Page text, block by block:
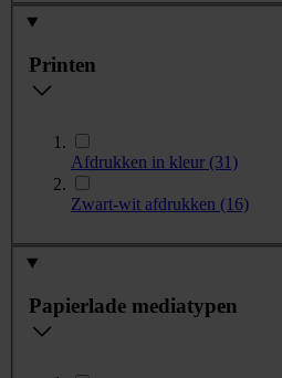
Printen
Afdrukken in kleur (31)
Zwart-wit afdrukken (16)
Papierlade mediatypen